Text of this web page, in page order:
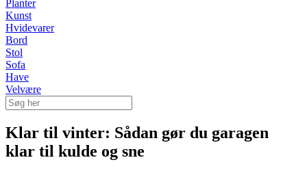
Planter
Kunst
Hvidevarer
Bord
Stol
Sofa
Have
Velvære
Klar til vinter: Sådan gør du garagen
klar til kulde og sne